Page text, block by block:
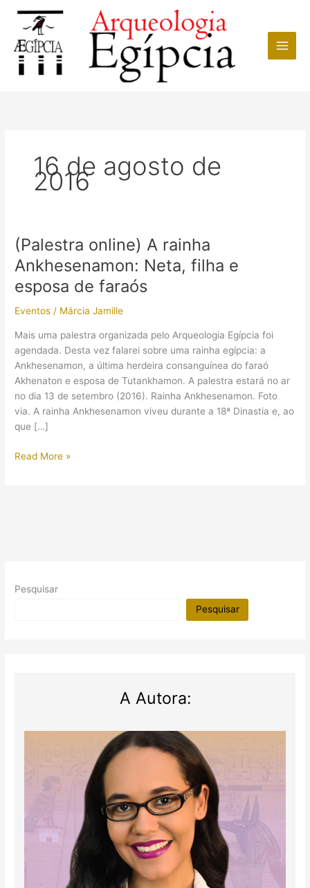
conteúdo
16 de agosto de
2016
(Palestra online) A rainha
Ankhesenamon: Neta, filha e
esposa de faraós
Eventos / Márcia Jamille
Mais uma palestra organizada pelo Arqueologia Egípcia foi
agendada. Desta vez falarei sobre uma rainha egípcia: a
Ankhesenamon, a última herdeira consanguínea do faraó
Akhenaton e esposa de Tutankhamon. A palestra estará no ar
no dia 13 de setembro (2016). Rainha Ankhesenamon. Foto
via. A rainha Ankhesenamon viveu durante a 18ª Dinastia e, ao
que […]
(Palestra
de
Read More »
Pesquisar
Pesquisar
A Autora: